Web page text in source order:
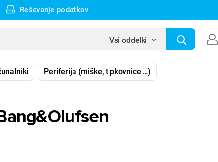
Reševanje podatkov
Vsi oddelki
Periferija (miške, tipkovnice …)